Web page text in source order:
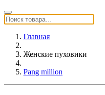
Главная
Женские пуховики
Pang million